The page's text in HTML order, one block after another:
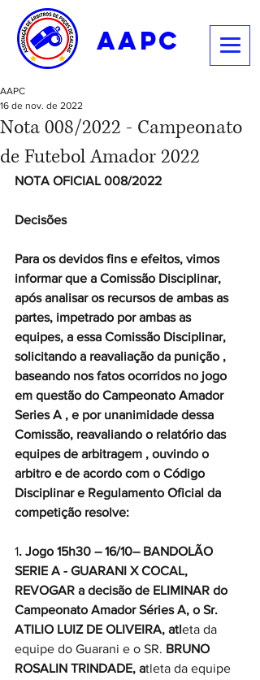
aapc
Nota 008/2022 - Campeonato
de Futebol Amador 2022
AAPC
16 de nov. de 2022
NOTA OFICIAL 008/2022
Decisões
Para os devidos fins e efeitos, vimos
informar que a Comissão Disciplinar,
após analisar os recursos de ambas as
partes, impetrado por ambas as
equipes, a essa Comissão Disciplinar,
solicitando a reavaliação da punição ,
baseando nos fatos ocorridos no jogo
em questão do Campeonato Amador
Series A , e por unanimidade dessa
Comissão, reavaliando o relatório das
equipes de arbitragem , ouvindo o
arbitro e de acordo com o Código
Disciplinar e Regulamento Oficial da
competição resolve:
1. Jogo 15h30 – 16/10– BANDOLÃO
SERIE A - GUARANI X COCAL,
REVOGAR a decisão de ELIMINAR do
Campeonato Amador Séries A, o Sr.
ATILIO LUIZ DE OLIVEIRA, atleta da
equipe do Guarani e o SR. BRUNO
ROSALIN TRINDADE, atleta da equipe